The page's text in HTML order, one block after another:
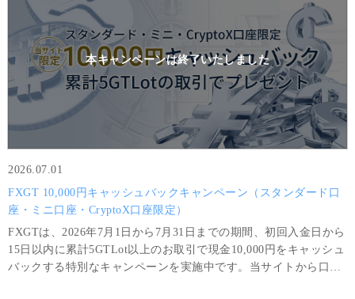
本キャンペーンは終了いたしました
2026.07.01
FXGT 10,000円キャッシュバックキャンペーン（スタンダード口
座・ミニ口座・CryptoX口座限定）
FXGTは、2026年7月1日から7月31日までの期間、初回入金日から
15日以内に累計5GTLot以上のお取引で現金10,000円をキャッシュ
バックする特別なキャンペーンを実施中です。当サイトから口座